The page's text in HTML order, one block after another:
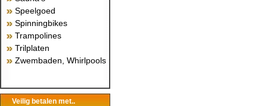
Speelgoed
Spinningbikes
Trampolines
Trilplaten
Zwembaden, Whirlpools
Veilig betalen met..